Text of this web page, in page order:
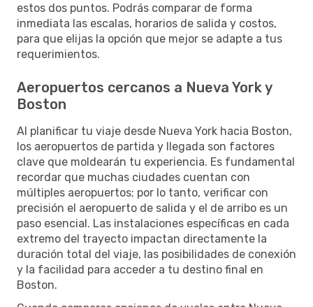
estos dos puntos. Podrás comparar de forma
inmediata las escalas, horarios de salida y costos,
para que elijas la opción que mejor se adapte a tus
requerimientos.
Aeropuertos cercanos a Nueva York y
Boston
Al planificar tu viaje desde Nueva York hacia Boston,
los aeropuertos de partida y llegada son factores
clave que moldearán tu experiencia. Es fundamental
recordar que muchas ciudades cuentan con
múltiples aeropuertos; por lo tanto, verificar con
precisión el aeropuerto de salida y el de arribo es un
paso esencial. Las instalaciones específicas en cada
extremo del trayecto impactan directamente la
duración total del viaje, las posibilidades de conexión
y la facilidad para acceder a tu destino final en
Boston.